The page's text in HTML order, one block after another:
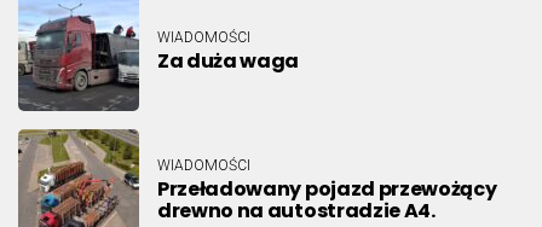
WIADOMOŚCI
Za duża waga
WIADOMOŚCI
Przeładowany pojazd przewożący
drewno na autostradzie A4.